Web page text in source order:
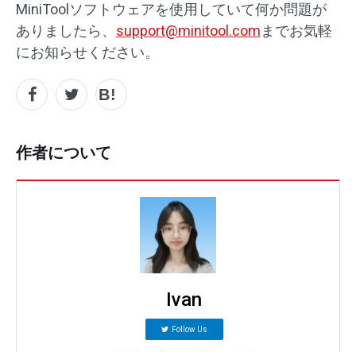
MiniToolソフトウェアを使用していて何か問題が
ありましたら、 support@minitool.com までお気軽
にお知らせください。
作者について
Ivan
Follow Us